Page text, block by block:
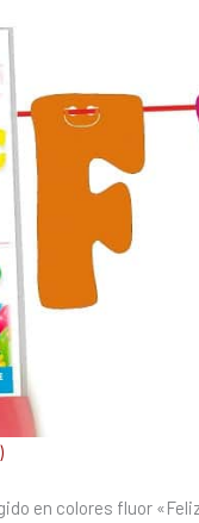
en colores fluor